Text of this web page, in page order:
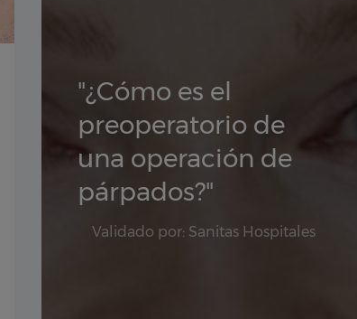
"¿Cómo es el
preoperatorio de
una operación de
párpados?"
Validado por: Sanitas Hospitales